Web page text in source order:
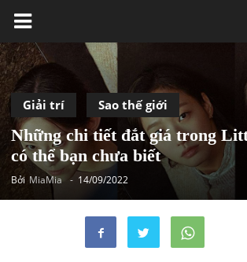
Giải trí Sao thế giới
Những chi tiết đắt giá trong
có thể bạn chưa biết
Bởi MiaMia - 14/09/2022